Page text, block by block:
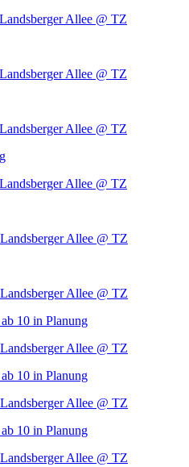
Allee @ TZ
Allee @ TZ
Allee @ TZ
Allee @ TZ
Allee @ TZ
Allee @ TZ
10 in Planung
Allee @ TZ
10 in Planung
Allee @ TZ
10 in Planung
Allee @ TZ